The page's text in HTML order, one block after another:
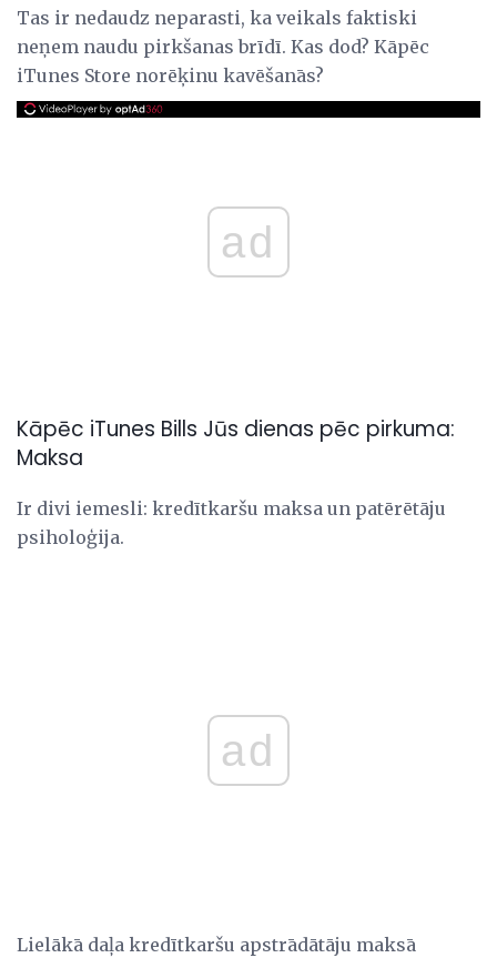
Tas ir nedaudz neparasti, ka veikals faktiski
neņem naudu pirkšanas brīdī. Kas dod? Kāpēc
iTunes Store norēķinu kavēšanās?
ad
Kāpēc iTunes Bills Jūs dienas pēc pirkuma:
Maksa
Ir divi iemesli: kredītkaršu maksa un patērētāju
psiholoģija.
ad
Lielākā daļa kredītkaršu apstrādātāju maksā